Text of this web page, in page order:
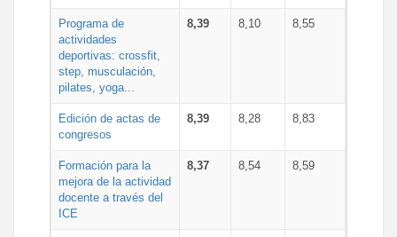
Programa de
actividades
deportivas: crossfit,
step, musculación,
pilates, yoga...
8,39 8,10 8,55
Edición de actas de
congresos
8,39 8,28 8,83
Formación para la
mejora de la actividad
docente a través del
ICE
8,37 8,54 8,59